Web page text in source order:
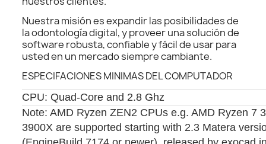
Nuestra misión es expandir las posibilidades de
la odontología digital, y proveer una solución de
software robusta, confiable y fácil de usar para
usted en un mercado siempre cambiante.
ESPECIFACIONES MINIMAS DEL COMPUTADOR
CPU: Quad-Core and 2.8 Ghz
Note: AMD Ryzen ZEN2 CPUs e.g. AMD Ryzen 7
3900X are supported starting with 2.3 Matera